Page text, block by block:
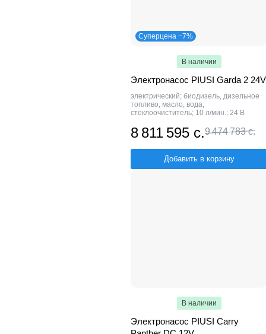
Суперцена −7%
В наличии
Электронасос PIUSI Garda 2 24V
электрический; биодизель, дизельное
топливо, масло, вода,
стеклоочиститель; 10 л/мин.; 24 В
8 811 595 с.9 474 783 с.
Добавить в корзину
В наличии
Электронасос PIUSI Carry